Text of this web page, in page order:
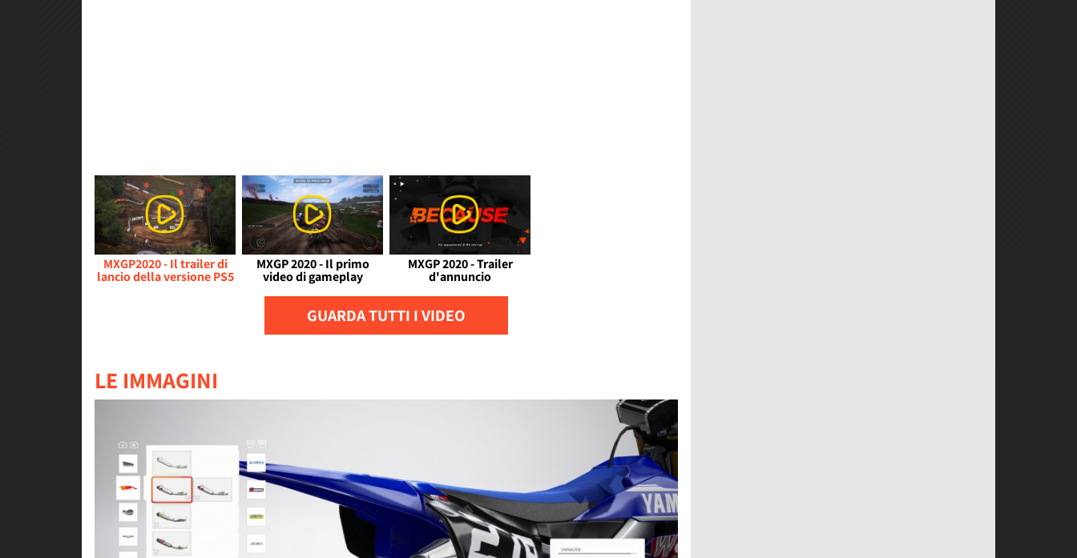
MXGP2020 - Il trailer di
lancio della versione PS5
MXGP 2020 - Il primo
video di gameplay
MXGP 2020 - Trailer
d'annuncio
GUARDA TUTTI I VIDEO
LE IMMAGINI